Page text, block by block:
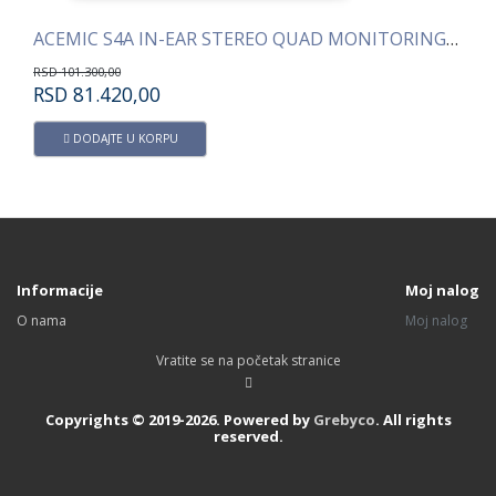
ACEMIC S4A IN-EAR STEREO QUAD MONITORING SISTEM
81.420,00
DODAJTE U KORPU
ACEMIC
Informacije
O nama
Moj nalog
Moj nalog
Vratite se na početak stranice
Copyrights © 2019-2026. Powered by Grebyco. All rights
reserved.